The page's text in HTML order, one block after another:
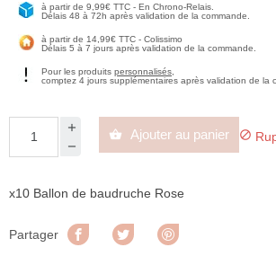
à partir de 9,99€ TTC - En Chrono-Relais.
Délais 48 à 72h après validation de la commande.
à partir de 14,99€ TTC - Colissimo
Délais 5 à 7 jours après validation de la commande.
Pour les produits personnalisés
comptez 4 jours supplémentaires après validation de la
 Ajouter au panier 
x10 Ballon de baudruche Rose
Partager Partager Tweet